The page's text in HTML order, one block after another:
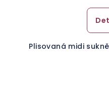
Plisovaná midi